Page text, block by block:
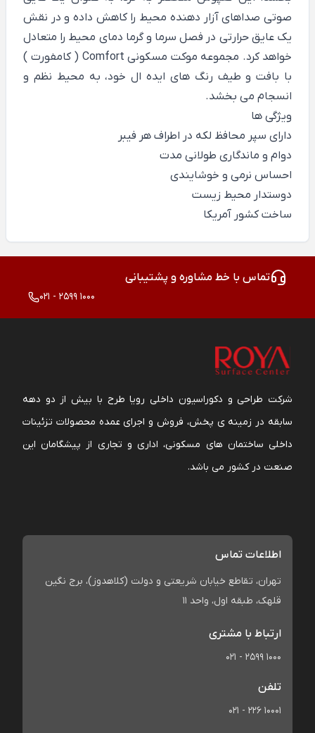
صوتی صداهای آزار دهنده محیط را کاهش داده و در نقش
یک عایق حرارتی در فصل سرما و گرما دمای محیط را متعادل
خواهد کرد. مجموعه موکت مسکونی Comfort ( کامفورت )
با بافت و طیف رنگ های ایده ال خود، به محیط نظم و
انسجام می بخشد.
ویژگی ها
دارای سپر محافظ لکه در اطراف هر فیبر
دوام و ماندگاری طولانی مدت
احساس نرمی و خوشایندی
دوستدار محیط زیست
ساخت کشور آمریکا
تماس با خط مشاوره و پشتیبانی
021 - 2599 1000
شرکت طراحی و دکوراسیون داخلی رویا طرح با بیش از دو دهه
سابقه در زمینه ی پخش، فروش و اجرای عمده محصولات تزئینات
داخلی ساختمان های مسکونی، اداری و تجاری از پیشگامان این
صنعت در کشور می باشد.
اطلاعات تماس
تهران، تقاطع خیابان شریعتی و دولت (کلاهدوز)، برج نگین
قلهک، طبقه اول، واحد 11
ارتباط با مشتری
021 - 2599 1000
تلفن
021 - 226 10001